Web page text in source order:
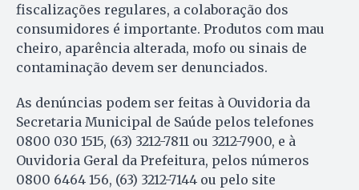
fiscalizações regulares, a colaboração dos
consumidores é importante. Produtos com mau
cheiro, aparência alterada, mofo ou sinais de
contaminação devem ser denunciados.
As denúncias podem ser feitas à Ouvidoria da
Secretaria Municipal de Saúde pelos telefones
0800 030 1515, (63) 3212-7811 ou 3212-7900, e à
Ouvidoria Geral da Prefeitura, pelos números
0800 6464 156, (63) 3212-7144 ou pelo site